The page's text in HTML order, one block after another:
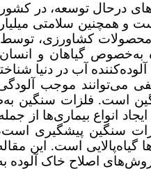
درحال توسعه، در
همچنین سلامتی
محصولات کشاورزی،
گیاهان و
آب در دنیا
می‌توانند موجب
است. فلزات
انواع بیماری‌ها از
سنگین پیشگیری
است. این
روش‌های اصلاح خاک